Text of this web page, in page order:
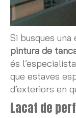
Si busques
pintura de
és
que estaves
d’exteriors en
Lacat de